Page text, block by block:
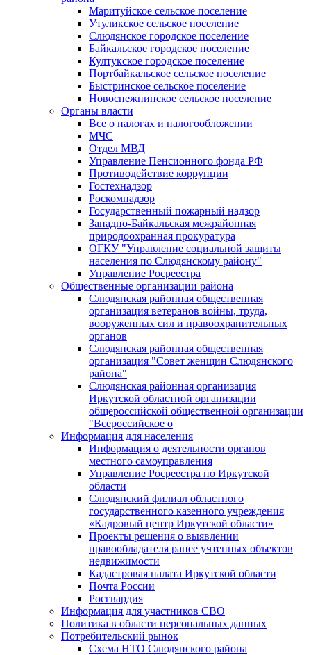
Маритуйское сельское поселение
Утуликское сельское поселение
Слюдянское городское поселение
Байкальское городское поселение
Култукское городское поселение
Портбайкальское сельское поселение
Быстринское сельское поселение
Новоснежнинское сельское поселение
Органы власти
Все о налогах и налогообложении
МЧС
Отдел МВД
Управление Пенсионного фонда РФ
Противодействие коррупции
Гостехнадзор
Роскомнадзор
Государственный пожарный надзор
Западно-Байкальская межрайонная
природоохранная прокуратура
ОГКУ "Управление социальной защиты
населения по Слюдянскому району"
Управление Росреестра
Общественные организации района
Слюдянская районная общественная
организация ветеранов войны, труда,
вооруженных сил и правоохранительных
органов
Слюдянская районная общественная
организация "Совет женщин Слюдянского
района"
Слюдянская районная организация
Иркутской областной организации
общероссийской общественной организации
"Всероссийское о
Информация для населения
Информация о деятельности органов
местного самоуправления
Управление Росреестра по Иркутской
области
Слюдянский филиал областного
государственного казенного учреждения
«Кадровый центр Иркутской области»
Проекты решения о выявлении
правообладателя ранее учтенных объектов
недвижимости
Кадастровая палата Иркутской области
Почта России
Росгвардия
Информация для участников СВО
Политика в области персональных данных
Потребительский рынок
Схема НТО Слюдянского района